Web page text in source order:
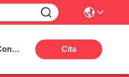
Éntrenos En Contacto Con Cita